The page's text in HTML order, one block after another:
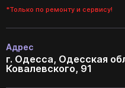
*Только по ремонту и сервису!
Адрес
г. Одесса, Одесская
Ковалевского, 91